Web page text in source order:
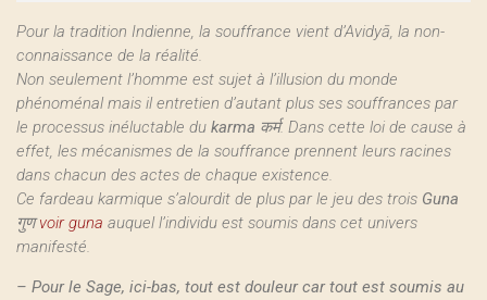
Pour la tradition Indienne, la souffrance vient d’Avidyā, la non-
connaissance de la réalité.
Non seulement l’homme est sujet à l’illusion du monde
phénoménal mais il entretien d’autant plus ses souffrances par
le processus inéluctable du karma कर्म. Dans cette loi de cause à
effet, les mécanismes de la souffrance prennent leurs racines
dans chacun des actes de chaque existence.
Ce fardeau karmique s’alourdit de plus par le jeu des trois Guna
गुणvoir guna auquel l’individu est soumis dans cet univers
manifesté.
– Pour le Sage, ici-bas, tout est douleur car tout est soumis au